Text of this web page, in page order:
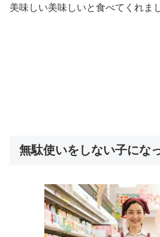
美味しい美味しいと食べてくれま
無駄使いをしない子にな